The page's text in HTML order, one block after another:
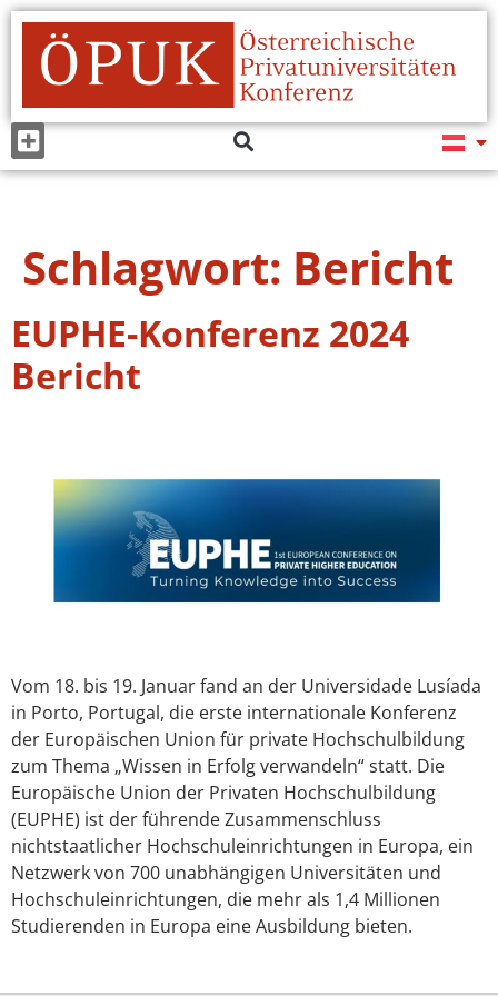
Schlagwort: Bericht
EUPHE-Konferenz 2024
Bericht
Vom 18. bis 19. Januar fand an der Universidade Lusíada
in Porto, Portugal, die erste internationale Konferenz
der Europäischen Union für private Hochschulbildung
zum Thema „Wissen in Erfolg verwandeln“ statt. Die
Europäische Union der Privaten Hochschulbildung
(EUPHE) ist der führende Zusammenschluss
nichtstaatlicher Hochschuleinrichtungen in Europa, ein
Netzwerk von 700 unabhängigen Universitäten und
Hochschuleinrichtungen, die mehr als 1,4 Millionen
Studierenden in Europa eine Ausbildung bieten.